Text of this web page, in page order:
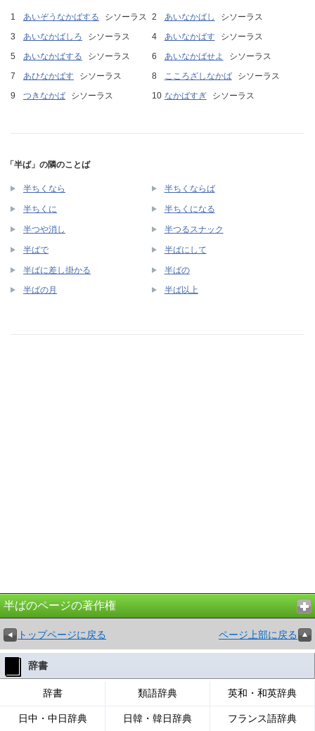
あいぞうなかばする シソーラス あいなかばし
シソーラス
あいなかばしろ
シソーラス あいなかばす
シソーラス
あいなかばする
シソーラス あいなかばせよ
シソーラス
あひなかばす
シソーラス こころざしなかば
シソーラス
つきなかば
シソーラス なかばすぎ シソーラス
「半ば」の隣のことば
半ちくなら 半ちくならば
半ちくに 半ちくになる
半つや消し 半つるスナック
半ばで 半ばにして
半ばに差し掛かる 半ばの
半ばの月 半ば以上
半ばのページの著作権
トップページに戻る ページ上部に戻る
辞書
辞書 類語辞典 英和・和英辞典
日中・中日辞典 日韓・韓日辞典 フランス語辞典